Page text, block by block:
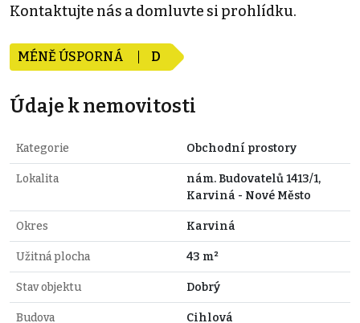
Kontaktujte nás a domluvte si prohlídku.
MÉNĚ ÚSPORNÁ D
Údaje k nemovitosti
Kategorie Obchodní prostory
Lokalita
nám. Budovatelů 1413/1,
Karviná - Nové Město
Okres Karviná
Užitná plocha 43 m²
Stav objektu Dobrý
Budova Cihlová